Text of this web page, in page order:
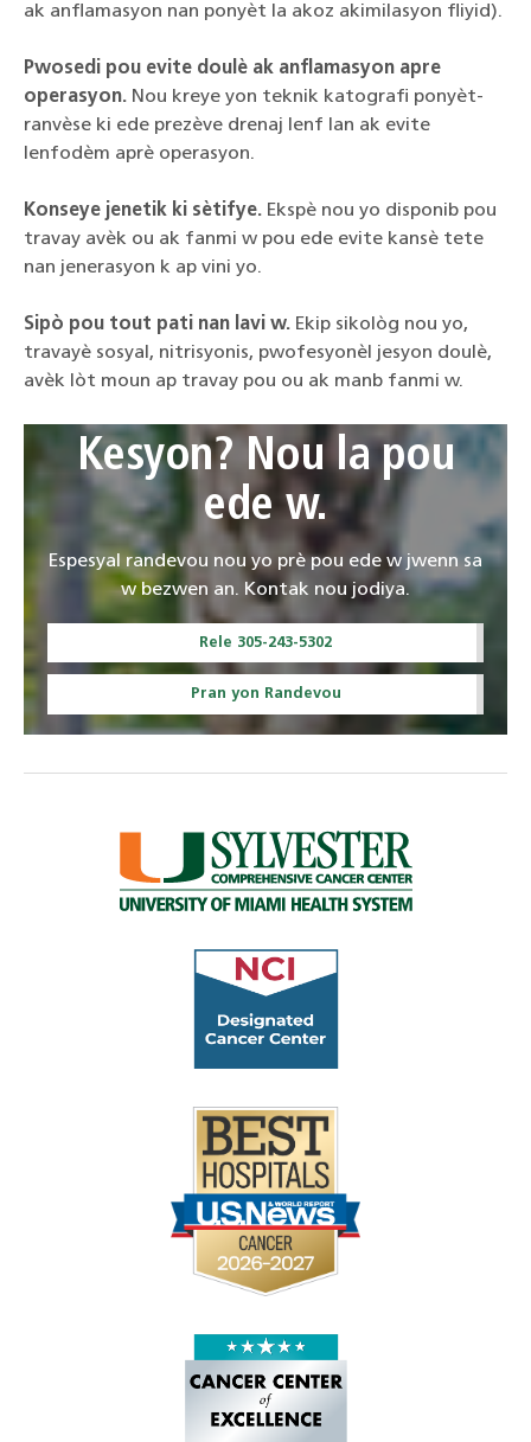
ak anflamasyon nan ponyèt la akoz akimilasyon fliyid).
Pwosedi pou evite doulè ak anflamasyon apre
operasyon. Nou kreye yon teknik katografi ponyèt-
ranvèse ki ede prezève drenaj lenf lan ak evite
lenfodèm aprè operasyon.
Konseye jenetik ki sètifye. Ekspè nou yo disponib pou
travay avèk ou ak fanmi w pou ede evite kansè tete
nan jenerasyon k ap vini yo.
Sipò pou tout pati nan lavi w. Ekip sikològ nou yo,
travayè sosyal, nitrisyonis, pwofesyonèl jesyon doulè,
avèk lòt moun ap travay pou ou ak manb fanmi w.
Kesyon? Nou la pou
ede w.
Espesyal randevou nou yo prè pou ede w jwenn sa
w bezwen an. Kontak nou jodiya.
Rele 305-243-5302
Pran yon Randevou